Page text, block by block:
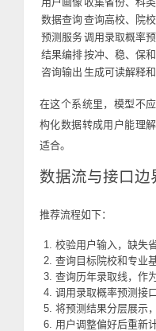
数据查询查询高校、院
预测服务调用录取概率
结果编排按冲、稳、保
咨询输出 生成可读解释
在这个系统里，模型不
构化数据转成用户能理
适合。
数据流与接口边
推荐流程如下：
校验用户输入，缺失
查询目标院校和专业
查询历年录取线，作
调用录取概率预测接
将预测结果分层展示
用户调整偏好后重新